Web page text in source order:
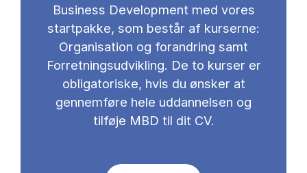
Business Development med vores
startpakke, som består af kurserne:
Organisation og forandring samt
Forretningsudvikling. De to kurser er
obligatoriske, hvis du ønsker at
gennemføre hele uddannelsen og
tilføje MBD til dit CV.